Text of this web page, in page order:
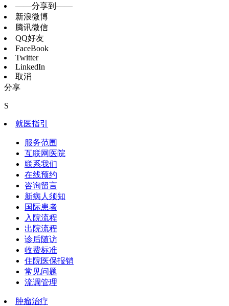
——分享到——
新浪微博
腾讯微信
QQ好友
FaceBook
Twitter
LinkedIn
取消
分享
S
就医指引
服务范围
互联网医院
联系我们
在线预约
咨询留言
新病人须知
国际患者
入院流程
出院流程
诊后随访
收费标准
住院医保报销
常见问题
流调管理
肿瘤治疗